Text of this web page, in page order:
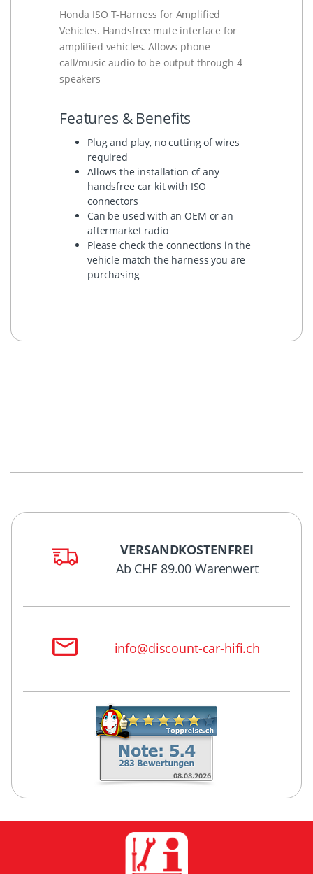
Honda ISO T-Harness for Amplified
Vehicles. Handsfree mute interface for
amplified vehicles. Allows phone
call/music audio to be output through 4
speakers
Features & Benefits
Plug and play, no cutting of wires
required
Allows the installation of any
handsfree car kit with ISO
connectors
Can be used with an OEM or an
aftermarket radio
Please check the connections in the
vehicle match the harness you are
purchasing
VERSANDKOSTENFREI
Ab CHF 89.00 Warenwert
info@discount-car-hifi.ch